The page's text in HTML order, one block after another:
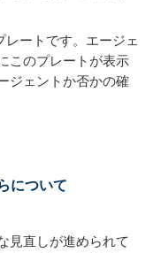
ートです。エージェ
このプレートが表示
ジェントか否かの確
について
見直しが進められて